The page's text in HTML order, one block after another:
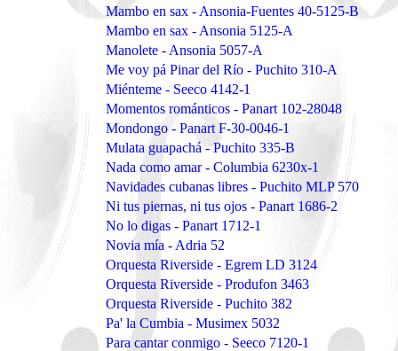
Mambo en sax - Ansonia-Fuentes 40-5125-B
Mambo en sax - Ansonia 5125-A
Manolete - Ansonia 5057-A
Me voy pá Pinar del Río - Puchito 310-A
Miénteme - Seeco 4142-1
Momentos románticos - Panart 102-28048
Mondongo - Panart F-30-0046-1
Mulata guapachá - Puchito 335-B
Nada como amar - Columbia 6230x-1
Navidades cubanas libres - Puchito MLP 570
Ni tus piernas, ni tus ojos - Panart 1686-2
No lo digas - Panart 1712-1
Novia mía - Adria 52
Orquesta Riverside - Egrem LD 3124
Orquesta Riverside - Produfon 3463
Orquesta Riverside - Puchito 382
Pa' la Cumbia - Musimex 5032
Para cantar conmigo - Seeco 7120-1